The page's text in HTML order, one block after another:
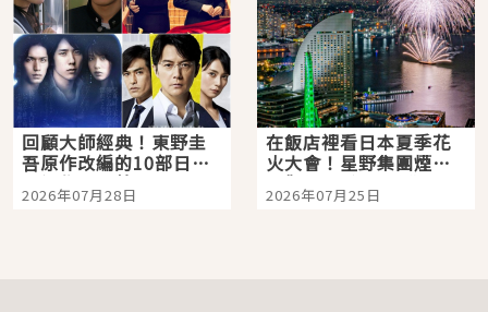
回顧大師經典！東野圭
吾原作改編的10部日本
影視作品推薦
2026年07月28日
在飯店裡看日本夏季花
火大會！星野集團煙火
景觀飯店6選，讓你不用
人擠人悠閒欣賞
2026年07月25日